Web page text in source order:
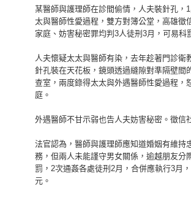
某醫師與護理師在診間偷情，人夫裝針孔，
太與醫師性愛過程，雙方對簿公堂，高雄徵
家庭、妨害秘密罪均判3人徒刑3月，可易科
人夫懷疑太太與醫師有染，去年趁著門診衛
針孔裝在天花板，鏡頭透過縫隙對準隔壁間
查室，兩度錄得太太與外遇醫師性愛過程，
庭。
外遇醫師不甘示弱也告人夫妨害秘密。徵信
法官認為，醫師與護理師應知道婚姻有維持
務，但兩人未能謹守男女關係，逾越朋友分
罰，2次通姦各處徒刑2月，合併應執行3月
元。